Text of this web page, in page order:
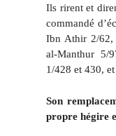
Ils rirent et
commandé
Ibn Athir 2/62,
al-Manthur 5/
1/428 et 430,
Son
propre hégire